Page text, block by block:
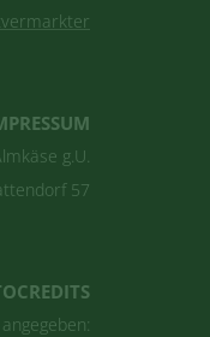
g.U.
57